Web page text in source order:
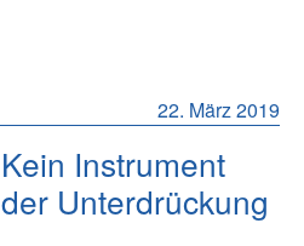
22. März 2019
Kein Instrument
der Unterdrückung